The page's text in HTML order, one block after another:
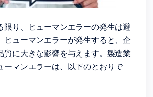
限り、ヒューマンエラーの発生は避
ヒューマンエラーが発生すると、企
質に大きな影響を与えます。製造業
ーマンエラーは、以下のとおりで